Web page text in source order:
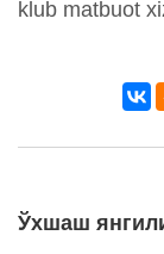
klub matbuot
Ўхшаш